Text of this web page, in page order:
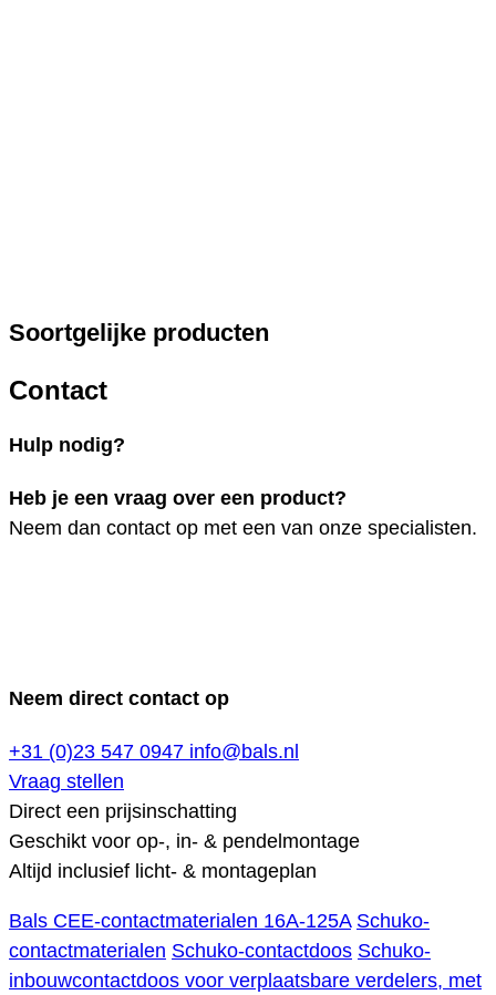
Soortgelijke producten
Contact
Hulp nodig?
Heb je een vraag over een product?
Neem dan contact op met een van onze specialisten.
Neem direct contact op
+31 (0)23 547 0947 info@bals.nl
Vraag stellen
Direct een prijsinschatting
Geschikt voor op-, in- & pendelmontage
Altijd inclusief licht- & montageplan
Bals CEE-contactmaterialen 16A-125A Schuko-
contactmaterialen Schuko-contactdoos Schuko-
inbouwcontactdoos voor verplaatsbare verdelers, met